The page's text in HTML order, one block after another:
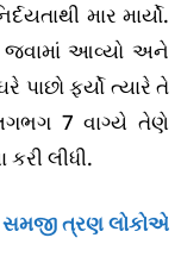
માર માર્યો.
જવામાં આવ્યો અને
પાછો ફર્યો ત્યારે તે
7 વાગ્યે તેણે
લીધી.
સમજી ત્રણ લોકોએ